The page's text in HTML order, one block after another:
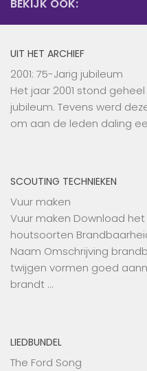
BEKIJK OOK:
UIT HET ARCHIEF
2001: 75-Jarig jubileum
Het jaar 2001 stond
jubileum. Tevens werd
om aan de leden daling
SCOUTING TECHNIEKEN
Vuur maken
Vuur maken Download
houtsoorten
Naam Omschrijving
twijgen vormen goed
brandt …
LIEDBUNDEL
The Ford Song